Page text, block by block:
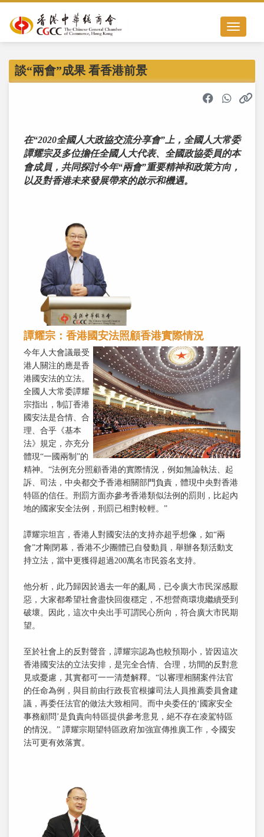
Toggle
談“兩會”成果 看香港前景
在“2020全國人大政協交流分享會”上，全國人大常委
譚耀宗及多位擔任全國人大代表、全國政協委員的本
會成員，共同探討今年“兩會”重要精神和政策方向，
以及對香港未來發展帶來的啟示和機遇。
譚耀宗：香港國安法照顧香港實際情況
今年人大會議最受
港人關注的應是香
港國安法的立法。
全國人大常委譚耀
宗指出，制訂香港
國安法是合情、合
理、合乎《基本
法》規定，亦充分
體現“一國兩制”的
精神。“法例充分照顧香港的實際情況，例如無論執法、起
訴、司法，中央都交予香港相關部門負責，體現中央對香港
特區的信任。刑罰方面亦參考香港類似法例的罰則，比起內
地的國家安全法例，刑罰已相對較輕。”
譚耀宗坦言，香港人對國安法的支持亦超乎想像，如“兩
會”才剛閉幕，香港不少團體已自發動員，舉辦各類活動支
持立法，當中更獲得超過200萬名市民簽名支持。
他分析，此乃歸因於過去一年的亂局，已令廣大市民深感厭
惡，大家都希望社會盡快回復穩定，不想營商環境繼續受到
破壞。因此，這次中央出手可謂民心所向，符合廣大市民期
望。
至於社會上的反對聲音，譚耀宗認為也較預期小，皆因這次
香港國安法的立法安排，是完全合情、合理，坊間的反對意
見或憂慮，其實都可一一清楚解釋。“以審理相關案件法官
的任命為例，與目前由行政長官根據司法人員推薦委員會建
議，再委任法官的做法大致相同。而中央委任的‘國家安全
事務顧問’是負責向特區提供參考意見，絕不存在凌駕特區
的情況。” 譚耀宗期望特區政府加強宣傳推廣工作，令國安
法可更有效落實。